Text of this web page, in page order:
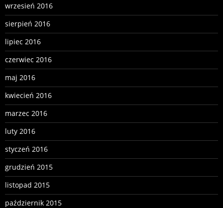
wrzesień 2016
sierpień 2016
lipiec 2016
czerwiec 2016
maj 2016
kwiecień 2016
marzec 2016
luty 2016
styczeń 2016
grudzień 2015
listopad 2015
październik 2015